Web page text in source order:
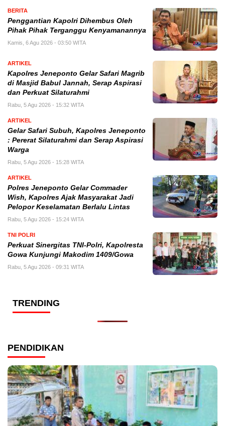
BERITA
Penggantian Kapolri Dihembus Oleh
Pihak Pihak Terganggu Kenyamanannya
Kamis, 6 Agu 2026 - 03:50 WITA
ARTIKEL
Kapolres Jeneponto Gelar Safari Magrib
di Masjid Babul Jannah, Serap Aspirasi
dan Perkuat Silaturahmi
Rabu, 5 Agu 2026 - 15:32 WITA
ARTIKEL
Gelar Safari Subuh, Kapolres Jeneponto
: Pererat Silaturahmi dan Serap Aspirasi
Warga
Rabu, 5 Agu 2026 - 15:28 WITA
ARTIKEL
Polres Jeneponto Gelar Commader
Wish, Kapolres Ajak Masyarakat Jadi
Pelopor Keselamatan Berlalu Lintas
Rabu, 5 Agu 2026 - 15:24 WITA
TNI POLRI
Perkuat Sinergitas TNI-Polri, Kapolresta
Gowa Kunjungi Makodim 1409/Gowa
Rabu, 5 Agu 2026 - 09:31 WITA
TRENDING
PENDIDIKAN